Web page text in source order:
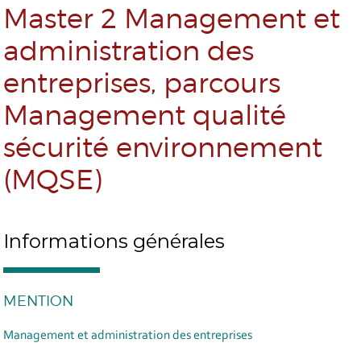
Master 2 Management et
administration des
entreprises, parcours
Management qualité
sécurité environnement
(MQSE)
Informations générales
MENTION
Management et administration des entreprises